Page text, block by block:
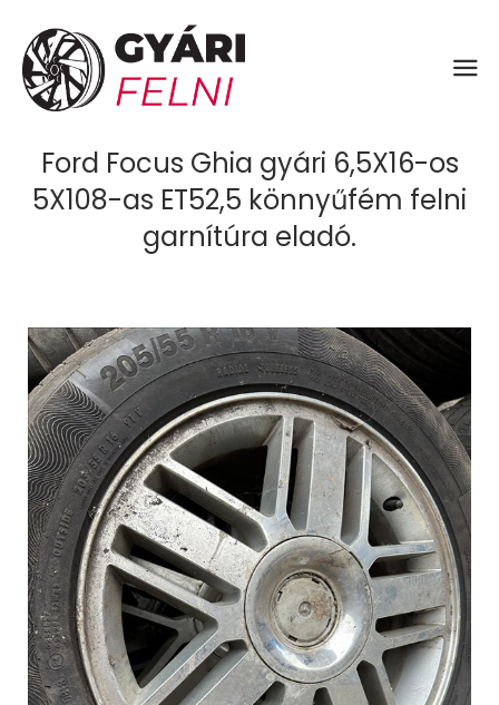
Ford Focus Ghia gyári 6,5X16-os
5X108-as ET52,5 könnyűfém felni
garnítúra eladó.